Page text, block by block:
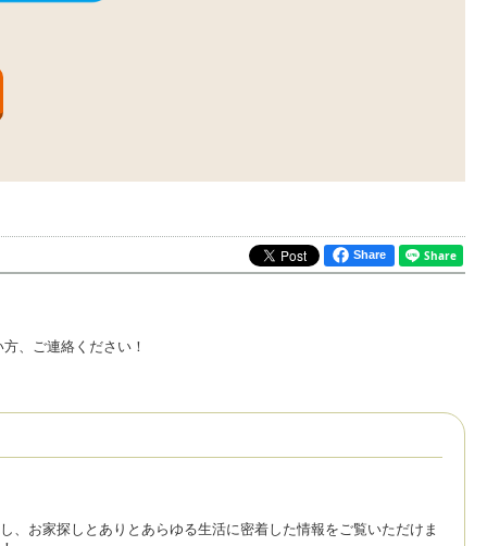
Share
、ご連絡ください！
、お家探しとありとあらゆる生活に密着した情報をご覧いただけま